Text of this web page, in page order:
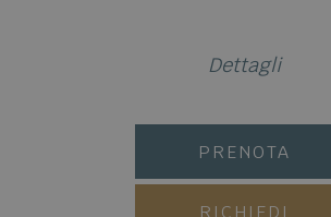
Dettagli
PRENOTA
RICHIEDI